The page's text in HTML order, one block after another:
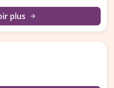
plus arrow_forward